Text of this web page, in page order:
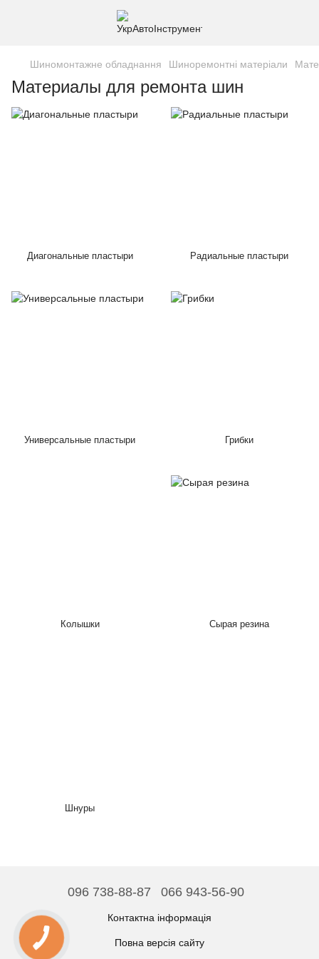
Шиномонтажне обладнання Шиноремонтні матеріали
Материалы для ремонта шин
Диагональные пластыри Радиальные пластыри
Универсальные пластыри Грибки
Колышки Сырая резина
Шнуры
096 738-88-87 066 943-56-90
Контактна інформація
Повна версія сайту